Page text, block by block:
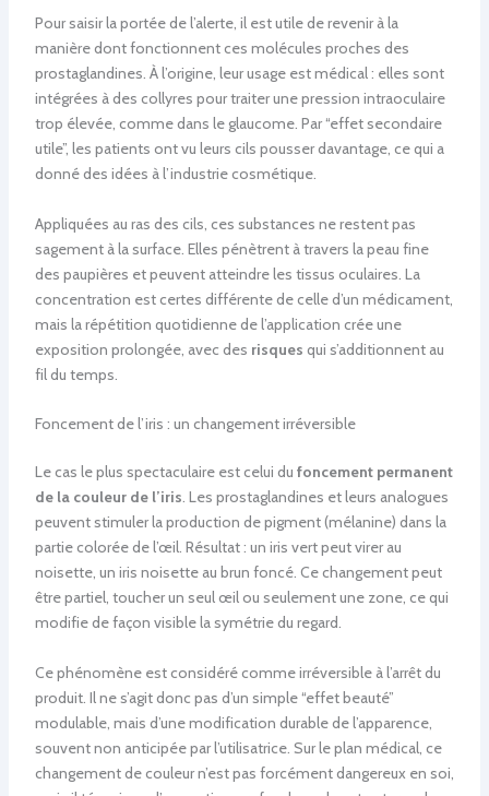
Pour saisir la portée de l’alerte, il est utile de revenir à la
manière dont fonctionnent ces molécules proches des
prostaglandines. À l’origine, leur usage est médical : elles sont
intégrées à des collyres pour traiter une pression intraoculaire
trop élevée, comme dans le glaucome. Par “effet secondaire
utile”, les patients ont vu leurs cils pousser davantage, ce qui a
donné des idées à l’industrie cosmétique.
Appliquées au ras des cils, ces substances ne restent pas
sagement à la surface. Elles pénètrent à travers la peau fine
des paupières et peuvent atteindre les tissus oculaires. La
concentration est certes différente de celle d’un médicament,
mais la répétition quotidienne de l’application crée une
exposition prolongée, avec des risques qui s’additionnent au
fil du temps.
Foncement de l’iris : un changement irréversible
Le cas le plus spectaculaire est celui du foncement permanent
de la couleur de l’iris. Les prostaglandines et leurs analogues
peuvent stimuler la production de pigment (mélanine) dans la
partie colorée de l’œil. Résultat : un iris vert peut virer au
noisette, un iris noisette au brun foncé. Ce changement peut
être partiel, toucher un seul œil ou seulement une zone, ce qui
modifie de façon visible la symétrie du regard.
Ce phénomène est considéré comme irréversible à l’arrêt du
produit. Il ne s’agit donc pas d’un simple “effet beauté”
modulable, mais d’une modification durable de l’apparence,
souvent non anticipée par l’utilisatrice. Sur le plan médical, ce
changement de couleur n’est pas forcément dangereux en soi,